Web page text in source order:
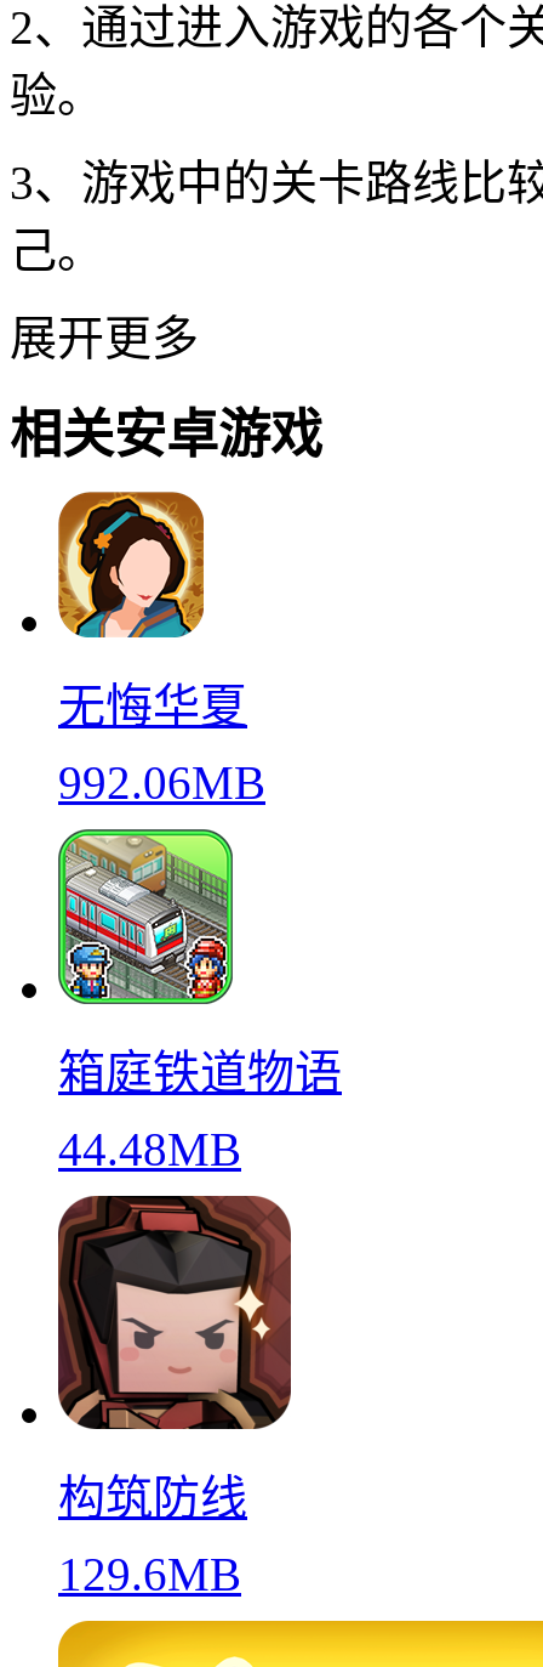
2、通过进入游戏的各个
验。
3、游戏中的关卡路线比
己。
展开更多
相关安卓游戏
无悔华夏
992.06MB
箱庭铁道物语
44.48MB
构筑防线
129.6MB